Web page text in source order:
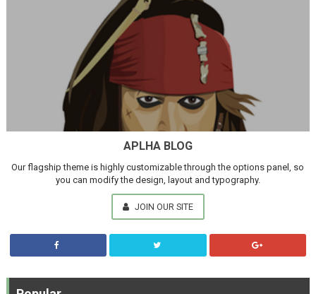
APLHA BLOG
Our flagship theme is highly customizable through the options panel, so
you can modify the design, layout and typography.
JOIN OUR SITE